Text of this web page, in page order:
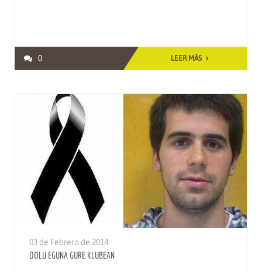
0 LEER MÁS
03 de Febrero de 2014
DOLU EGUNA GURE KLUBEAN